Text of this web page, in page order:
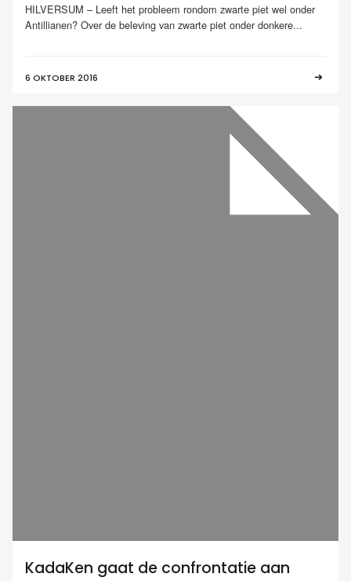
HILVERSUM – Leeft het probleem rondom zwarte piet wel onder
Antillianen? Over de beleving van zwarte piet onder donkere...
6 OKTOBER 2016
KadaKen gaat de confrontatie aan